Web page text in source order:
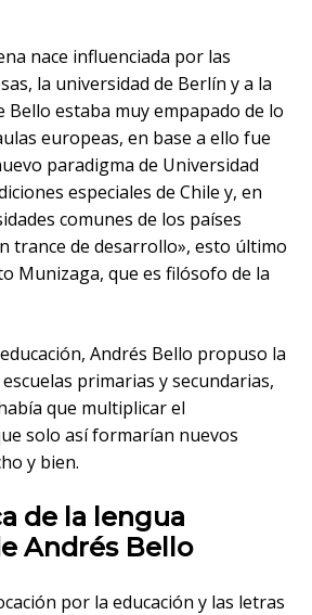
nace influenciada por las
la universidad de Berlín y a la
Bello estaba muy empapado de lo
europeas, en base a ello fue
paradigma de Universidad
especiales de Chile y, en
comunes de los países
trance de desarrollo», esto último
Munizaga, que es filósofo de la
Andrés Bello propuso la
primarias y secundarias,
que multiplicar el
solo así formarían nuevos
y bien.
de la lengua
Andrés Bello
por la educación y las letras